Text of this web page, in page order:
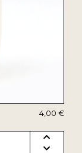
4,00 €